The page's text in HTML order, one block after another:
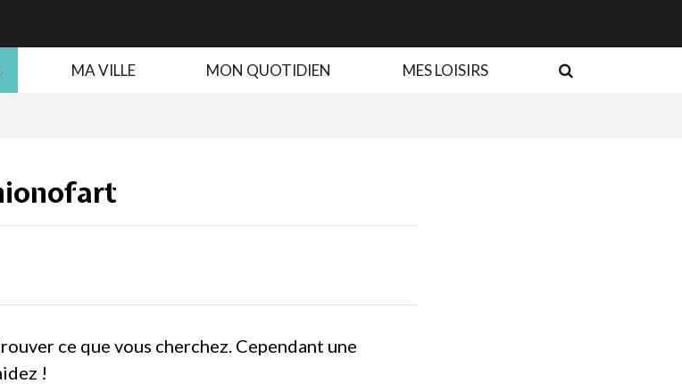
MA VILLE MON QUOTIDIEN MES LOISIRS
ce que vous cherchez. Cependant une
!